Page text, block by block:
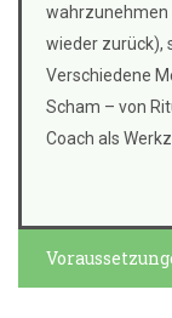
wahrzunehmen
wieder zurück),
Verschiedene
Scham – von
Coach als